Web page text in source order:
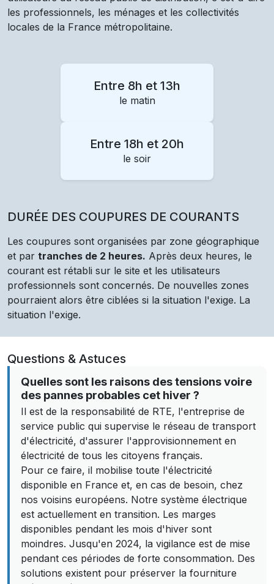
les professionnels, les ménages et les collectivités
locales de la France métropolitaine.
Entre 8h et 13h
le matin
Entre 18h et 20h
le soir
DURÉE DES COUPURES DE COURANTS
Les coupures sont organisées par zone géographique
et par tranches de 2 heures. Après deux heures, le
courant est rétabli sur le site et les utilisateurs
professionnels sont concernés. De nouvelles zones
pourraient alors être ciblées si la situation l'exige. La
situation l'exige.
Questions & Astuces
Quelles sont les raisons des tensions voire
des pannes probables cet hiver ?
Il est de la responsabilité de RTE, l'entreprise de
service public qui supervise le réseau de transport
d'électricité, d'assurer l'approvisionnement en
électricité de tous les citoyens français.
Pour ce faire, il mobilise toute l'électricité
disponible en France et, en cas de besoin, chez
nos voisins européens. Notre système électrique
est actuellement en transition. Les marges
disponibles pendant les mois d'hiver sont
moindres. Jusqu'en 2024, la vigilance est de mise
pendant ces périodes de forte consommation. Des
solutions existent pour préserver la fourniture